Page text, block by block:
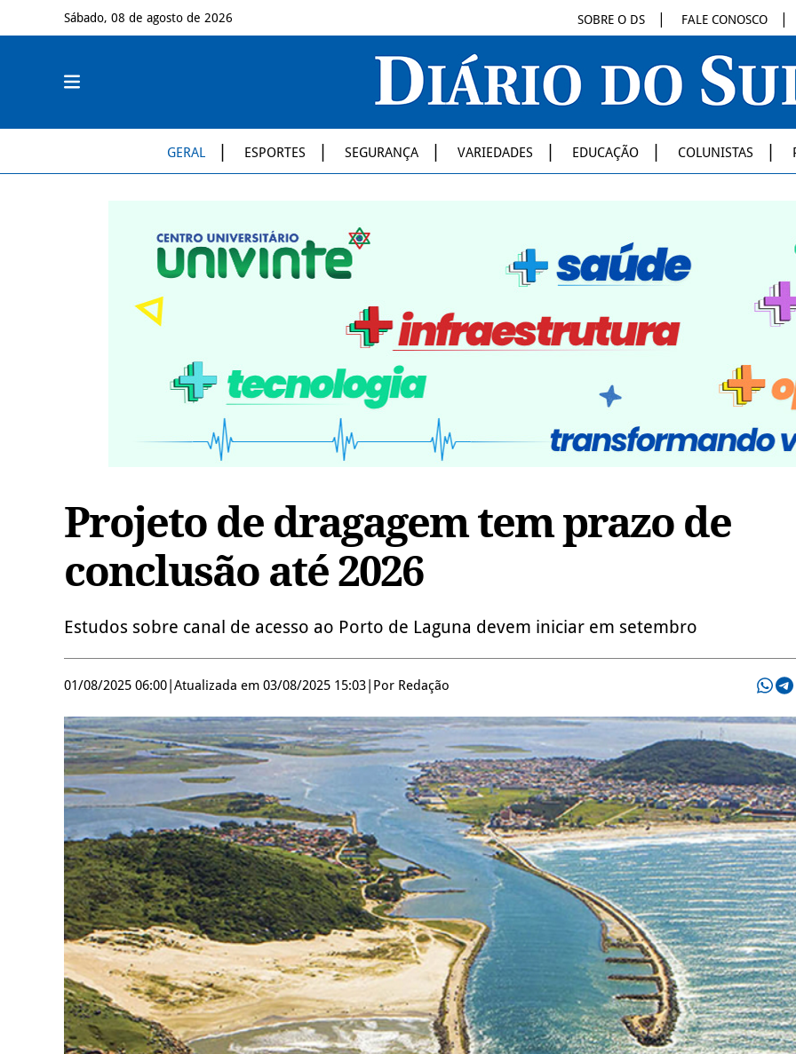
Sábado, 08 de agosto de 2026 SOBRE O DS FALE CONOSCO
GERAL ESPORTES SEGURANÇA VARIEDADES EDUCAÇÃO COLUNISTAS
Projeto de dragagem tem prazo de
conclusão até 2026
Estudos sobre canal de acesso ao Porto de Laguna devem iniciar em setembro
01/08/2025 06:00 Atualizada em 03/08/2025 15:03 Por Redação